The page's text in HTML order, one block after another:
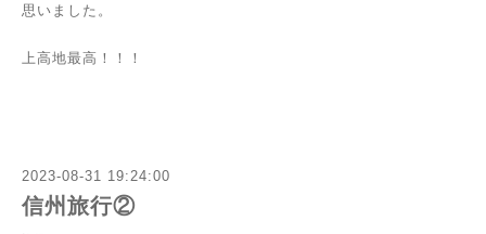
思いました。
上高地最高！！！
2023-08-31 19:24:00
信州旅行②